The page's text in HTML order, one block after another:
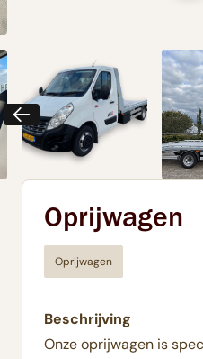
Oprijwagen
Oprijwagen
Beschrijving
Onze oprijwagen is